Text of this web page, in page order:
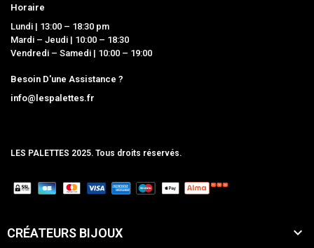
Horaire
Lundi | 13:00 – 18:30 pm
Mardi – Jeudi | 10:00 – 18:30
Vendredi – Samedi | 10:00 – 19:00
Besoin D'une Assistance ?
info@lespalettes.fr
LES PALETTES 2025. Tous droits réservés.
CRÉATEURS BIJOUX 